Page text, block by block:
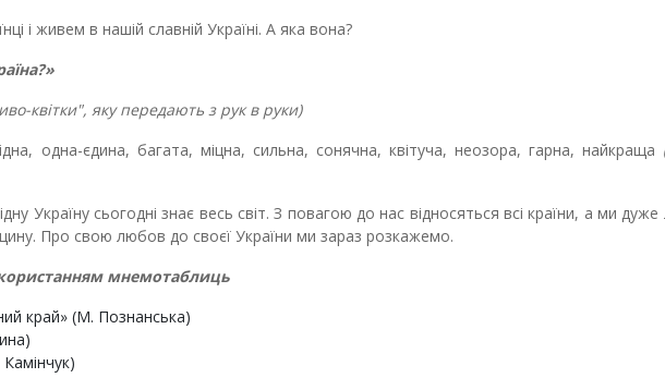
і живем в нашій славній Україні. А яка вона?
квітки", яку передають з рук в руки)
одна-єдина, багата, міцна, сильна, сонячна, квітуча, неозора, гарна, найкраща
Україну сьогодні знає весь світ. З повагою до нас відносяться всі країни, а ми
Про свою любов до своєї України ми зараз розкажемо.
мнемотаблиць
край» (М. Познанська)